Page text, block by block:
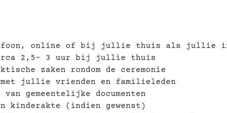
online of bij jullie thuis als jullie in
2,5- 3 uur bij jullie thuis
zaken rondom de ceremonie
jullie vrienden en familieleden
gemeentelijke documenten
kinderakte (indien gewenst)